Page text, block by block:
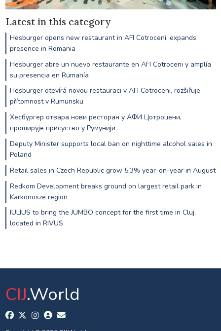
Latest in this category
Hesburger opens new restaurant in AFI Cotroceni, expands
presence in Romania
Hesburger abre un nuevo restaurante en AFI Cotroceni y amplía
su presencia en Rumanía
Hesburger otevírá novou restauraci v AFI Cotroceni, rozšiřuje
přítomnost v Rumunsku
Хесбургер отвара нови ресторан у АФИ Цотроцени,
проширује присуство у Румунији
Deputy Minister supports local ban on nighttime alcohol sales in
Poland
Retail sales in Czech Republic grow 5.3% year-on-year in August
Redkom Development breaks ground on largest retail park in
Karkonosze region
IULIUS to bring the JUMBO concept for the first time in Cluj,
located in RIVUS
CIJ.World